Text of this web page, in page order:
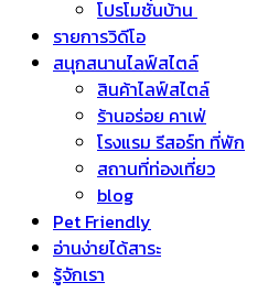
โปรโมชั่นบ้าน
รายการวิดีโอ
สนุกสนานไลฟ์สไตล์
สินค้าไลฟ์สไตล์
ร้านอร่อย คาเฟ่
โรงแรม รีสอร์ท ที่พัก
สถานที่ท่องเที่ยว
blog
Pet Friendly
อ่านง่ายได้สาระ
รู้จักเรา